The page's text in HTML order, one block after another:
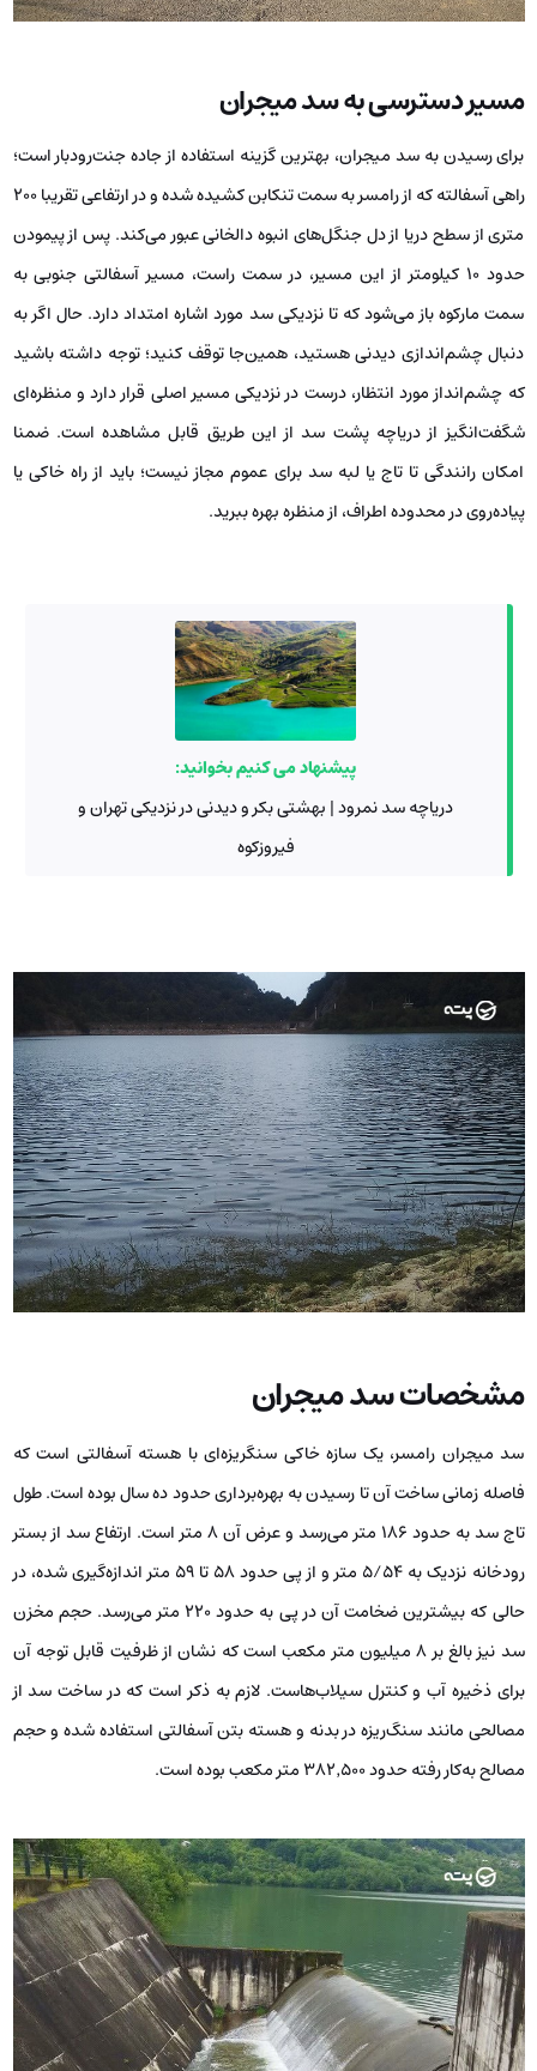
مسیر دسترسی به سد میجران
برای رسیدن به سد میجران، بهترین گزینه استفاده از جاده جنت‌رودبار است؛
راهی آسفالته که از رامسر به سمت تنکابن کشیده شده و در ارتفاعی تقریبا ۲۰۰
متری از سطح دریا از دل جنگل‌های انبوه دالخانی عبور می‌کند. پس از پیمودن
حدود ۱۰ کیلومتر از این مسیر، در سمت راست، مسیر آسفالتی جنوبی به
سمت مارکوه باز می‌شود که تا نزدیکی سد مورد اشاره امتداد دارد. حال اگر به
دنبال چشم‌اندازی دیدنی هستید، همین‌جا توقف کنید؛ توجه داشته باشید
که چشم‌انداز مورد انتظار، درست در نزدیکی مسیر اصلی قرار دارد و منظره‌ای
شگفت‌انگیز از دریاچه پشت سد از این طریق قابل مشاهده است. ضمنا
امکان رانندگی تا تاج یا لبه سد برای عموم مجاز نیست؛ باید از راه خاکی یا
پیاده‌روی در محدوده اطراف، از منظره بهره ببرید.
پیشنهاد می کنیم بخوانید:
دریاچه سد نمرود | بهشتی بکر و دیدنی در نزدیکی تهران و
فیروزکوه
مشخصات سد میجران
سد میجران رامسر، یک سازه خاکی سنگریزه‌ای با هسته آسفالتی است که
فاصله زمانی ساخت آن تا رسیدن به بهره‌برداری حدود ده سال بوده است. طول
تاج سد به حدود ۱۸۶ متر می‌رسد و عرض آن ۸ متر است. ارتفاع سد از بستر
رودخانه نزدیک به ۵/۵۴ متر و از پی حدود ۵۸ تا ۵۹ متر اندازه‌گیری شده، در
حالی که بیشترین ضخامت آن در پی به حدود ۲۲۰ متر می‌رسد. حجم مخزن
سد نیز بالغ بر ۸ میلیون متر مکعب است که نشان از ظرفیت قابل توجه آن
برای ذخیره آب و کنترل سیلاب‌هاست. لازم به ذکر است که در ساخت سد از
مصالحی مانند سنگ‌ریزه در بدنه و هسته بتن آسفالتی استفاده شده و حجم
مصالح به‌کار رفته حدود ۳۸۲٬۵۰۰ متر مکعب بوده است.